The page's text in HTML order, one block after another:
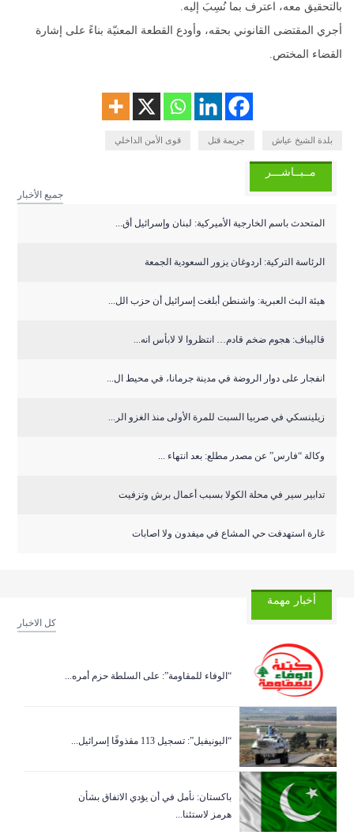
بالتحقيق معه، اعترف بما نُسِبَ إليه.
أجري المقتضى القانوني بحقه، وأودع القطعة المعنيّة بناءً على إشارة
القضاء المختص.
بلدة الشيخ عياش جريمة قتل قوى الأمن الداخلي
مــبــاشـــر
جميع الأخبار
المتحدث باسم الخارجية الأميركية: لبنان وإسرائيل أق...
الرئاسة التركية: اردوغان يزور السعودية الجمعة
هيئة البث العبرية: واشنطن أبلغت إسرائيل أن حزب الل...
قاليباف: هجوم ضخم قادم… انتظروا لا لابأس انه...
انفجار على دوار الروضة في مدينة جرمانا، في محيط ال...
زيلينسكي في صربيا السبت للمرة الأولى منذ الغزو الر...
وكالة “فارس” عن مصدر مطلع: بعد انتهاء ...
تدابير سير في محلة الكولا بسبب أعمال برش وتزفيت
غارة استهدفت حي المشاع في ميفدون ولا اصابات
أخبار مهمة
كل الاخبار
“الوفاء للمقاومة”: على السلطة حزم أمره...
“اليونيفيل”: تسجيل 113 مقذوفًا إسرائيل...
باكستان: نأمل في أن يؤدي الاتفاق بشأن
هرمز لاستئنا...